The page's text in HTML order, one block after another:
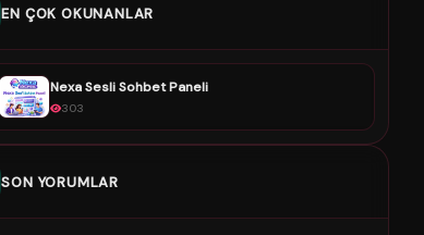
EN ÇOK OKUNANLAR
Nexa Sesli Sohbet Paneli
303
SON YORUMLAR